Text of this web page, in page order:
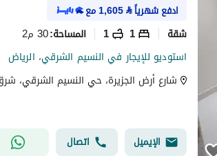
ادفع شهرياً⃁
1,605مع
شقة 1
1 المساحة:30 م2
استوديو للإيجار في النسيم الشرقي، الرياض
شارع أرض الجزيرة، حي النسيم الشرقي،
الإيميل اتصال